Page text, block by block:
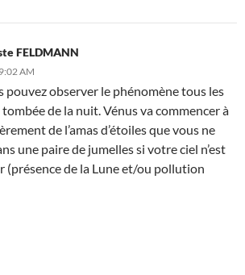
FELDMANN
AM
pouvez observer le phénomène tous les
de la nuit. Vénus va commencer à
de l’amas d’étoiles que vous ne
une paire de jumelles si votre ciel n’est
(présence de la Lune et/ou pollution